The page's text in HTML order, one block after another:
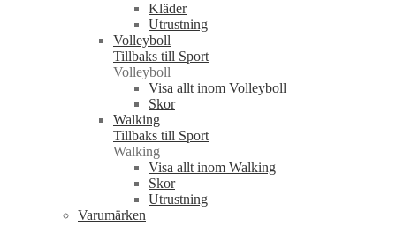
Kläder
Utrustning
Volleyboll
Tillbaks till Sport
Volleyboll
Visa allt inom Volleyboll
Skor
Walking
Tillbaks till Sport
Walking
Visa allt inom Walking
Skor
Utrustning
Varumärken